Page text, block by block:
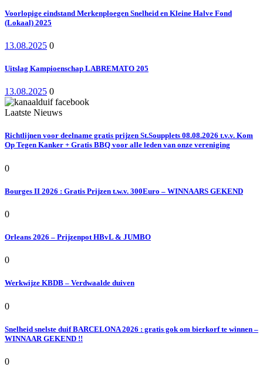
Voorlopige eindstand Merkenploegen Snelheid en Kleine Halve Fond
(Lokaal) 2025
13.08.2025 0
Uitslag Kampioenschap LABREMATO 205
13.08.2025 0
Laatste Nieuws
Richtlijnen voor deelname gratis prijzen St.Soupplets 08.08.2026 t.v.v. Kom
Op Tegen Kanker + Gratis BBQ voor alle leden van onze vereniging
0
Bourges II 2026 : Gratis Prijzen t.w.v. 300Euro – WINNAARS GEKEND
0
Orleans 2026 – Prijzenpot HBvL & JUMBO
0
Werkwijze KBDB – Verdwaalde duiven
0
Snelheid snelste duif BARCELONA 2026 : gratis gok om bierkorf te winnen –
WINNAAR GEKEND !!
0